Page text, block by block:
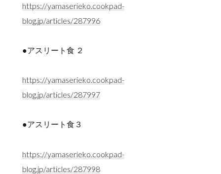
https://yamaserieko.cookpad-
blog.jp/articles/287996
●アスリート食 ２
https://yamaserieko.cookpad-
blog.jp/articles/287997
●アスリート食３
https://yamaserieko.cookpad-
blog.jp/articles/287998